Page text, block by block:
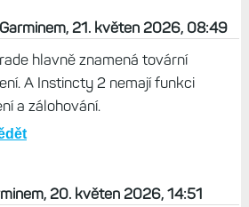
21. květen 2026, 08:49
hlavně znamená tovární
A Instincty 2 nemají funkci
a zálohování.
20. květen 2026, 14:51